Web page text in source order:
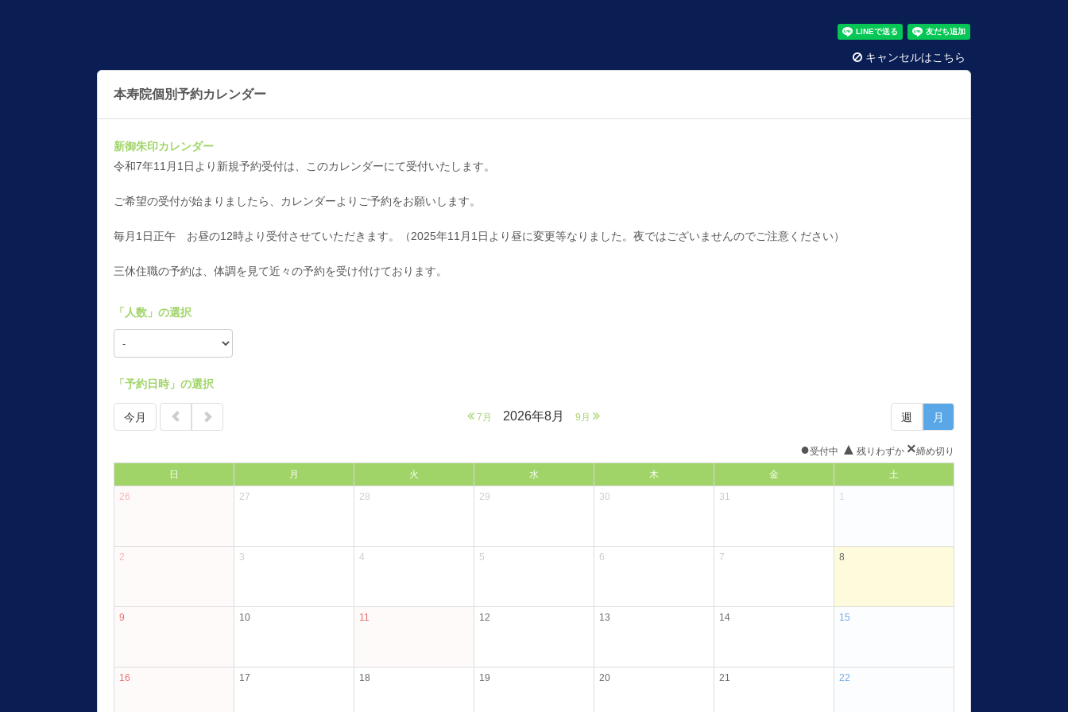
キャンセルはこちら
本寿院個別予約カレンダー
新御朱印カレンダー
令和7年11月1日より新規予約受付は、このカレンダーにて受付いたします。
ご希望の受付が始まりましたら、カレンダーよりご予約をお願いします。
毎月1日正午 お昼の12時より受付させていただきます。（2025年11月1日より昼に変更等なりました。夜ではございませんのでご注意ください）
三休住職の予約は、体調を見て近々の予約を受け付けております。
「 人数 」の選択
「予約日時」の選択
今月 7月 2026年8月 9月 週 月
●受付中 ▲ 残りわずか ×締め切り
日 月 火 水 木 金
土
26
27 28 29 30 31 1
2 3 4 5 6 7 8
9 10 11 12 13 14 15
16 17 18 19 20 21 22